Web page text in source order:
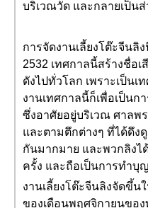
บริเวณวัด และกลายเป็น
การจัดงานเลี้ยงโต๊ะจีนลิ
2532 เทศกาลนี้สร้างชื่อ
ดังไปทั่วโลก เพราะเป็น
งานเทศกาลนี้ก็เพื่อเป็น
ซึ่งอาศัยอยู่บริเวณ ศาลพ
และตามตึกต่างๆ ที่ได้ดึง
กันมากมาย และพวกลิงไ
ครั้ง และถือเป็นการทำบุ
งานเลี้ยงโต๊ะจีนลิงจัดขึ้
ของเดือนพฤศจิกายนขอ